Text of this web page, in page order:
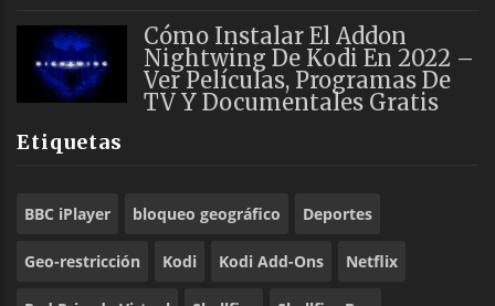
Cómo Instalar El Addon
Nightwing De Kodi En 2022 –
Ver Películas, Programas De
TV Y Documentales Gratis
Etiquetas
BBC iPlayer bloqueo geográfico Deportes
Geo-restricción Kodi Kodi Add-Ons Netflix